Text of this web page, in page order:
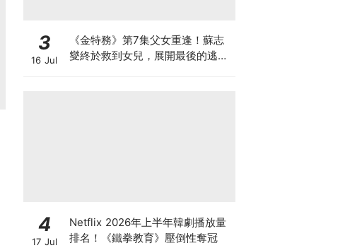
3
16 Jul
《金特務》第7集父女重逢！蘇志
燮終於救到女兒，展開最後的逃脫
4
17 Jul
Netflix 2026年上半年韓劇播放量
排名！《鐵拳教育》壓倒性奪冠